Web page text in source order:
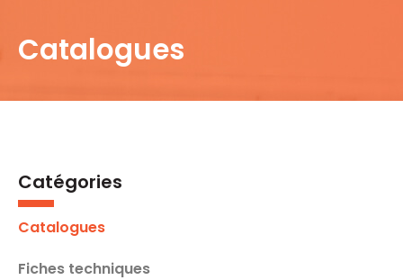
Catalogues
Catégories
Catalogues
Fiches techniques